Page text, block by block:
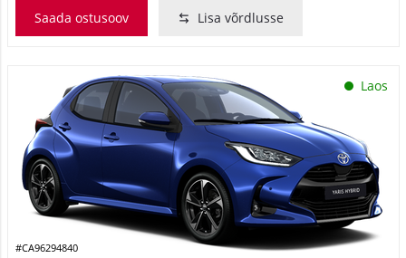
Saada ostusoov Lisa võrdlusse
Laos
#CA96294840